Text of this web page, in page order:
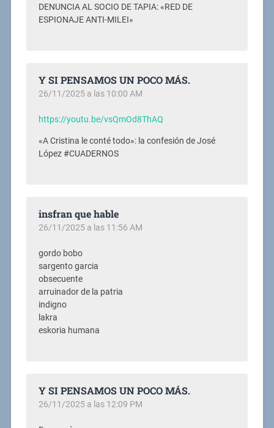
DENUNCIA AL SOCIO DE TAPIA: «RED DE
ESPIONAJE ANTI-MILEI»
Y SI PENSAMOS UN POCO MÁS.
26/11/2025 a las 10:00 AM
https://youtu.be/vsQmOd8ThAQ
«A Cristina le conté todo»: la confesión de José
López #CUADERNOS
insfran que hable
26/11/2025 a las 11:56 AM
gordo bobo
sargento garcia
obsecuente
arruinador de la patria
indigno
lakra
eskoria humana
Y SI PENSAMOS UN POCO MÁS.
26/11/2025 a las 12:09 PM